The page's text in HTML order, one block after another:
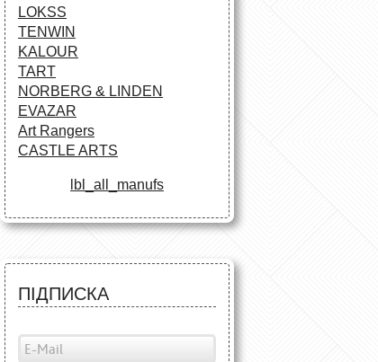
LOKSS
TENWIN
KALOUR
TART
NORBERG & LINDEN
EVAZAR
Art Rangers
CASTLE ARTS
lbl_all_manufs
ПІДПИСКА